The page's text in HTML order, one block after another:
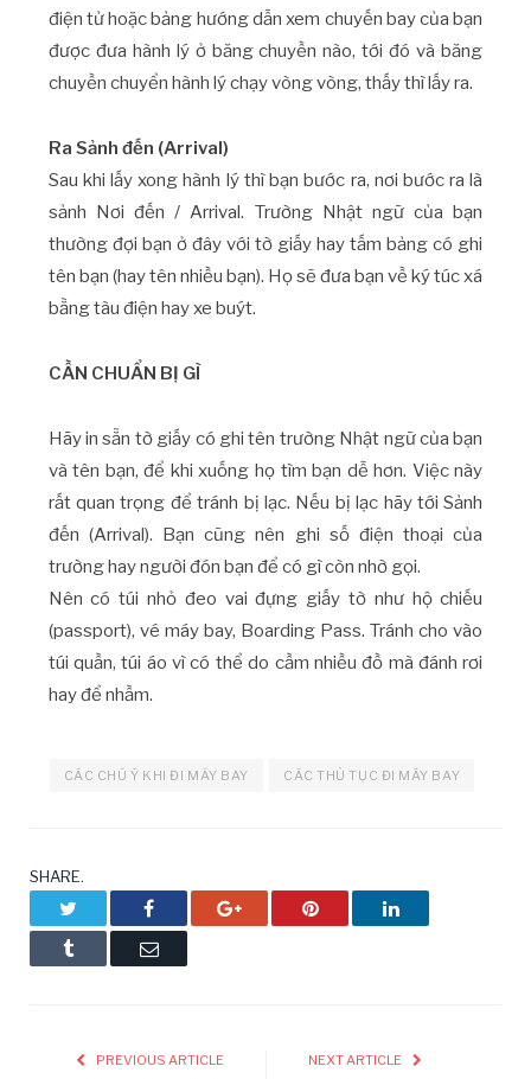
điện tử hoặc bảng hướng dẫn xem chuyến bay của bạn
được đưa hành lý ở băng chuyền nào, tới đó và băng
chuyền chuyển hành lý chạy vòng vòng, thấy thì lấy ra.
Ra Sảnh đến (Arrival)
Sau khi lấy xong hành lý thì bạn bước ra, nơi bước ra là
sảnh Nơi đến / Arrival. Trường Nhật ngữ của bạn
thường đợi bạn ở đây với tờ giấy hay tấm bảng có ghi
tên bạn (hay tên nhiều bạn). Họ sẽ đưa bạn về ký túc xá
bằng tàu điện hay xe buýt.
CẦN CHUẨN BỊ GÌ
Hãy in sẵn tờ giấy có ghi tên trường Nhật ngữ của bạn
và tên bạn, để khi xuống họ tìm bạn dễ hơn. Việc này
rất quan trọng để tránh bị lạc. Nếu bị lạc hãy tới Sảnh
đến (Arrival). Bạn cũng nên ghi số điện thoại của
trường hay người đón bạn để có gì còn nhờ gọi.
Nên có túi nhỏ đeo vai đựng giấy tờ như hộ chiếu
(passport), vé máy bay, Boarding Pass. Tránh cho vào
túi quần, túi áo vì có thể do cầm nhiều đồ mà đánh rơi
hay để nhầm.
CÁC CHÚ Ý KHI ĐI MÁY BAY CÁC THỦ TỤC ĐI MÁY BAY
SHARE.
Facebook Google+ Pinterest LinkedIn
Tumblr Email
PREVIOUS ARTICLE NEXT ARTICLE